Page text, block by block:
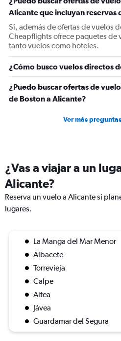
Y
axis
displaying
values.
Range:
0
1200.
Alicante que incluyan reservas
Sí, además de ofertas de vuelos
Cheapflights ofrece paquetes de
tanto vuelos como hoteles.
¿Cómo busco vuelos directos
¿Puedo buscar ofertas de
de Boston a Alicante?
Ver más
¿Vas a viajar a un
Alicante?
Reserva un vuelo a Alicante si
lugares.
La Manga del Mar Menor
Albacete
Torrevieja
Calpe
Altea
Jávea
Guardamar del Segura